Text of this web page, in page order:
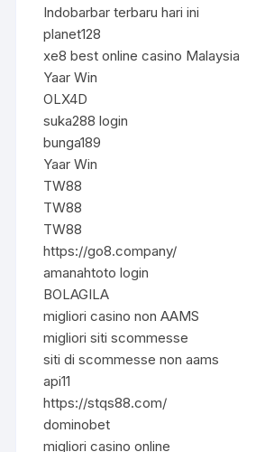
Indobarbar terbaru hari ini
planet128
xe8 best online casino Malaysia
Yaar Win
OLX4D
suka288 login
bunga189
Yaar Win
TW88
TW88
TW88
https://go8.company/
amanahtoto login
BOLAGILA
migliori casino non AAMS
migliori siti scommesse
siti di scommesse non aams
api11
https://stqs88.com/
dominobet
migliori casino online